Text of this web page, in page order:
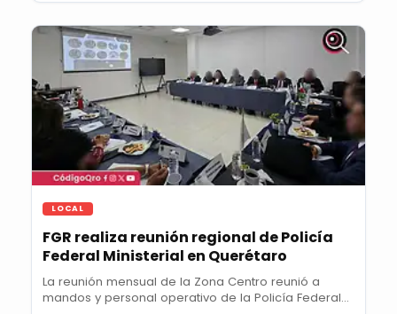
LOCAL
FGR realiza reunión regional de Policía
Federal Ministerial en Querétaro
La reunión mensual de la Zona Centro reunió a
mandos y personal operativo de la Policía Federal...